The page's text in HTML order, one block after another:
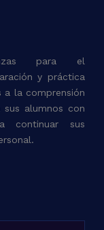
para el
y práctica
a la comprensión
alumnos con
continuar sus